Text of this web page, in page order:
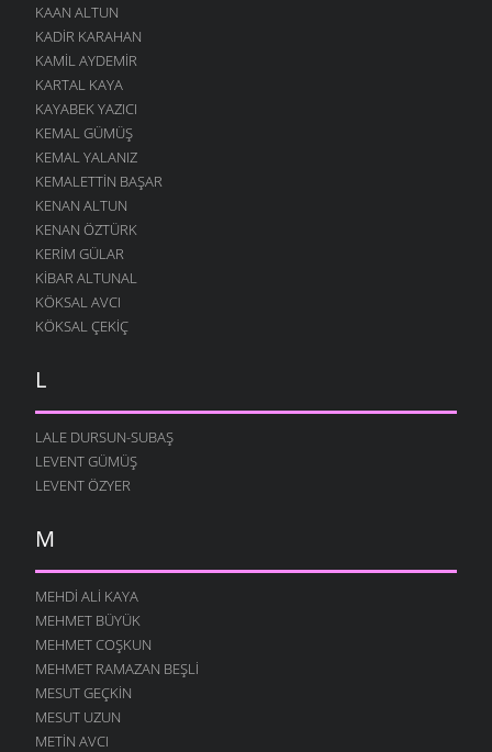
KAAN ALTUN
KADIR KARAHAN
KAMIL AYDEMIR
KARTAL KAYA
KAYABEK YAZICI
KEMAL GÜMÜŞ
KEMAL YALANIZ
KEMALETTIN BAŞAR
KENAN ALTUN
KENAN ÖZTÜRK
KERIM GÜLAR
KIBAR ALTUNAL
KÖKSAL AVCI
KÖKSAL ÇEKIÇ
L
LALE DURSUN-SUBAŞ
LEVENT GÜMÜŞ
LEVENT ÖZYER
M
MEHDI ALI KAYA
MEHMET BÜYÜK
MEHMET COŞKUN
MEHMET RAMAZAN BEŞLI
MESUT GEÇKIN
MESUT UZUN
METIN AVCI